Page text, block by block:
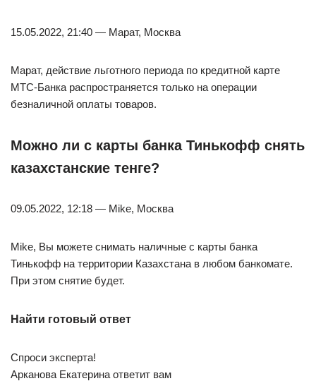
15.05.2022, 21:40 — Марат, Москва
Марат, действие льготного периода по кредитной карте
МТС-Банка распространяется только на операции
безналичной оплаты товаров.
Можно ли с карты банка Тинькофф снять
казахстанские тенге?
09.05.2022, 12:18 — Mike, Москва
Mike, Вы можете снимать наличные с карты банка
Тинькофф на территории Казахстана в любом банкомате.
При этом снятие будет.
Найти готовый ответ
Спроси эксперта!
Арканова Екатерина ответит вам